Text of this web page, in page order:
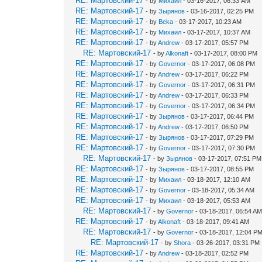
RE: Мартовский-17 - byЗырянов - 03-16-2017, 02:25 PM
RE: Мартовский-17 - by Beka - 03-17-2017, 10:23 AM
RE: Мартовский-17 - by Михаил - 03-17-2017, 10:37 AM
RE: Мартовский-17 - byAndrew - 03-17-2017, 05:57 PM
RE: Мартовский-17 - byAlkonaft - 03-17-2017, 08:00 PM
RE: Мартовский-17 - byGovernor - 03-17-2017, 06:08 PM
RE: Мартовский-17 - byAndrew - 03-17-2017, 06:22 PM
RE: Мартовский-17 - byGovernor - 03-17-2017, 06:31 PM
RE: Мартовский-17 - byAndrew - 03-17-2017, 06:33 PM
RE: Мартовский-17 - byGovernor - 03-17-2017, 06:34 PM
RE: Мартовский-17 - byЗырянов - 03-17-2017, 06:44 PM
RE: Мартовский-17 - byAndrew - 03-17-2017, 06:50 PM
RE: Мартовский-17 - byЗырянов - 03-17-2017, 07:29 PM
RE: Мартовский-17 - byGovernor - 03-17-2017, 07:30 PM
RE: Мартовский-17 - byЗырянов - 03-17-2017, 07:51 PM
RE: Мартовский-17 - byЗырянов - 03-17-2017, 08:55 PM
RE: Мартовский-17 - by Михаил - 03-18-2017, 12:10 AM
RE: Мартовский-17 - byGovernor - 03-18-2017, 05:34 AM
RE: Мартовский-17 - by Михаил - 03-18-2017, 05:53 AM
RE: Мартовский-17 - byGovernor - 03-18-2017, 06:54 AM
RE: Мартовский-17 - byAlkonaft - 03-18-2017, 09:41 AM
RE: Мартовский-17 - byGovernor - 03-18-2017, 12:04
RE: Мартовский-17 - byShora - 03-26-2017, 03:31 PM
RE: Мартовский-17 - byAndrew - 03-18-2017, 02:52 PM